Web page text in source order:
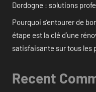
Dordogne : solutions
Pourquoi s’entourer de
étape est la clé d’une
satisfaisante sur tous les
Recent